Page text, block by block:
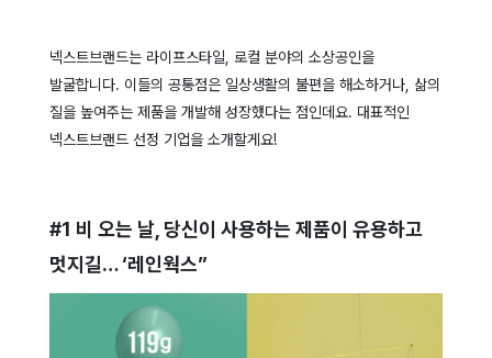
넥스트브랜드는 라이프스타일, 로컬 분야의 소상공인을
발굴합니다. 이들의 공통점은 일상생활의 불편을 해소하거나, 삶의
질을 높여주는 제품을 개발해 성장했다는 점인데요. 대표적인
넥스트브랜드 선정 기업을 소개할게요!
#1 비 오는 날, 당신이 사용하는 제품이 유용하고
멋지길… ‘레인웍스”